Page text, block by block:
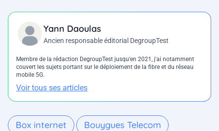
Yann Daoulas
Ancien responsable éditorial DegroupTest
Membre de la rédaction DegroupTest jusqu'en 2021, j'ai notamment
couvert les sujets portant sur le déploiement de la fibre et du réseau
mobile 5G.
Voir tous ses articles
Box internet Bouygues Telecom